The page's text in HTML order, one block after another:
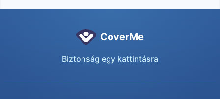
CoverMe
Biztonság egy kattintásra